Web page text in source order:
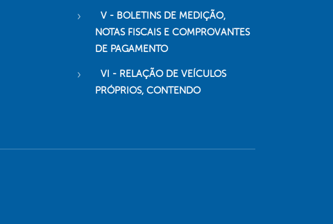
V - BOLETINS DE MEDIÇÃO,
NOTAS FISCAIS E COMPROVANTES
DE PAGAMENTO
VI - RELAÇÃO DE VEÍCULOS
PRÓPRIOS, CONTENDO